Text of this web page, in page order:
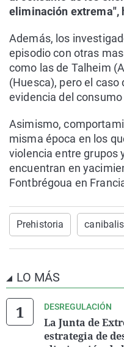
eliminación extrema",
Además, los
episodio con otras
como las de Talheim
(Huesca), pero el
evidencia del
Asimismo,
misma época en los
violencia entre grupos
encuentran en
Fontbrégoua en
Prehistoria
LO MÁS
DESREGULACIÓN
La Junta de
estrategia de